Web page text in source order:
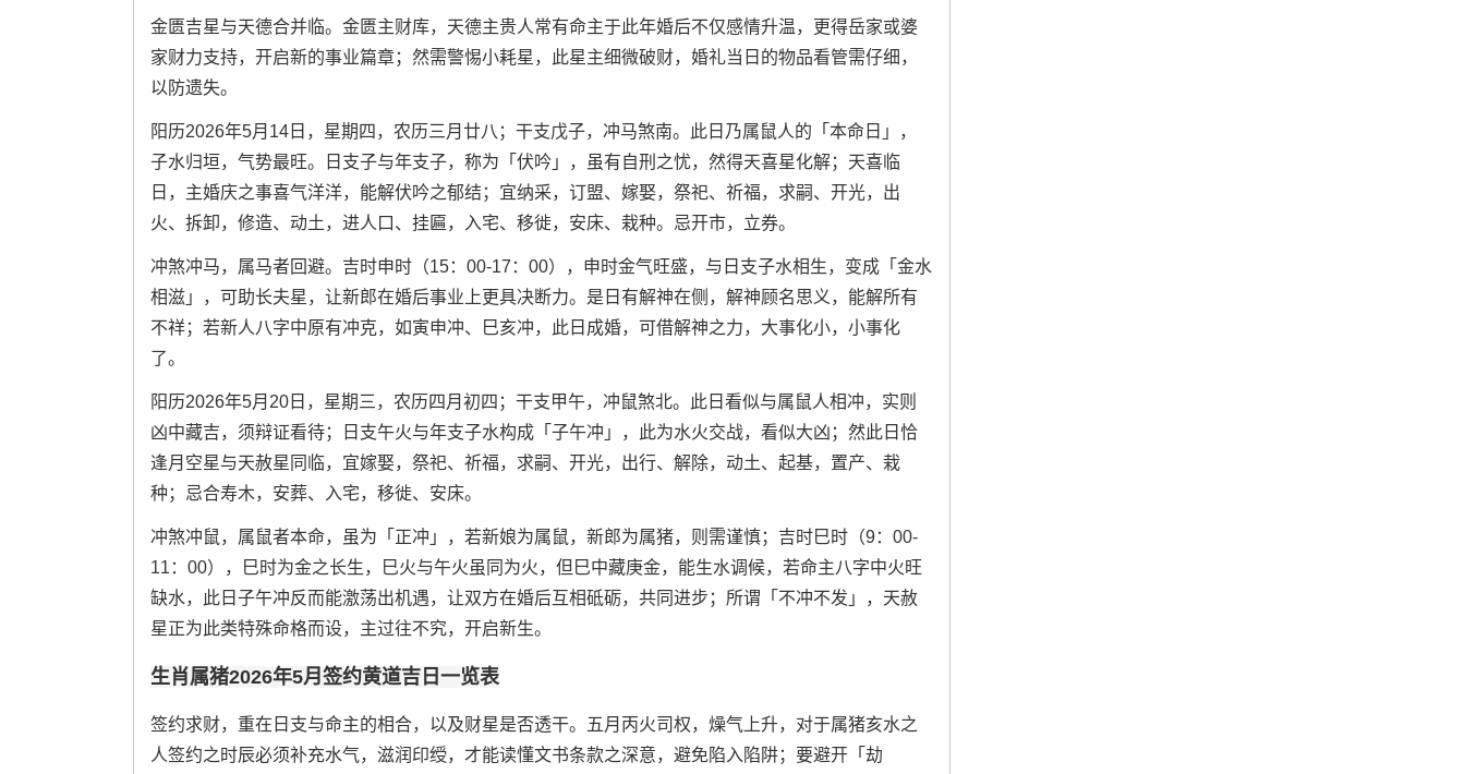
金匮吉星与天德合并临。金匮主财库，天德主贵人常有命主于此年婚后不仅感情升温，更得岳家或婆
家财力支持，开启新的事业篇章；然需警惕小耗星，此星主细微破财，婚礼当日的物品看管需仔细，
以防遗失。
阳历2026年5月14日，星期四，农历三月廿八；干支戊子，冲马煞南。此日乃属鼠人的「本命日」，
子水归垣，气势最旺。日支子与年支子，称为「伏吟」，虽有自刑之忧，然得天喜星化解；天喜临
日，主婚庆之事喜气洋洋，能解伏吟之郁结；宜纳采，订盟、嫁娶，祭祀、祈福，求嗣、开光，出
火、拆卸，修造、动土，进人口、挂匾，入宅、移徙，安床、栽种。忌开市，立券。
冲煞冲马，属马者回避。吉时申时（15：00-17：00），申时金气旺盛，与日支子水相生，变成「金水
相滋」，可助长夫星，让新郎在婚后事业上更具决断力。是日有解神在侧，解神顾名思义，能解所有
不祥；若新人八字中原有冲克，如寅申冲、巳亥冲，此日成婚，可借解神之力，大事化小，小事化
了。
阳历2026年5月20日，星期三，农历四月初四；干支甲午，冲鼠煞北。此日看似与属鼠人相冲，实则
凶中藏吉，须辩证看待；日支午火与年支子水构成「子午冲」，此为水火交战，看似大凶；然此日恰
逢月空星与天赦星同临，宜嫁娶，祭祀、祈福，求嗣、开光，出行、解除，动土、起基，置产、栽
种；忌合寿木，安葬、入宅，移徙、安床。
冲煞冲鼠，属鼠者本命，虽为「正冲」，若新娘为属鼠，新郎为属猪，则需谨慎；吉时巳时（9：00-
11：00），巳时为金之长生，巳火与午火虽同为火，但巳中藏庚金，能生水调候，若命主八字中火旺
缺水，此日子午冲反而能激荡出机遇，让双方在婚后互相砥砺，共同进步；所谓「不冲不发」，天赦
星正为此类特殊命格而设，主过往不究，开启新生。
生肖属猪2026年5月签约黄道吉日一览表
签约求财，重在日支与命主的相合，以及财星是否透干。五月丙火司权，燥气上升，对于属猪亥水之
人签约之时辰必须补充水气，滋润印绶，才能读懂文书条款之深意，避免陷入陷阱；要避开「劫